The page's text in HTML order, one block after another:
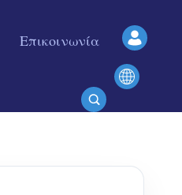
Επικοινωνία